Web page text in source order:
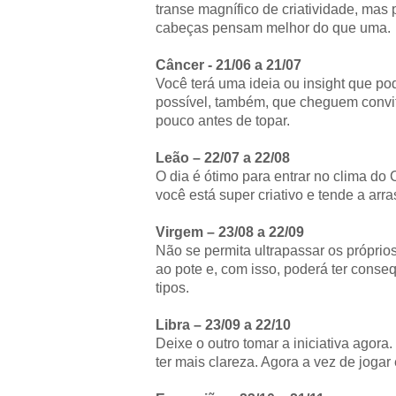
transe magnífico de criatividade,
cabeças pensam melhor do que uma.
Câncer - 21/06 a 21/07
Você terá uma ideia ou insight que
possível, também, que cheguem
pouco antes de topar.
Leão – 22/07 a 22/08
O dia é ótimo para entrar no clima do
você está super criativo e tende a
Virgem – 23/08 a 22/09
Não se permita ultrapassar os
ao pote e, com isso, poderá ter
tipos.
Libra – 23/09 a 22/10
Deixe o outro tomar a iniciativa
ter mais clareza. Agora a vez de